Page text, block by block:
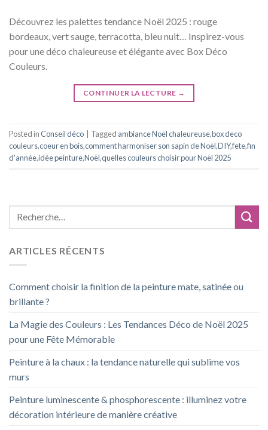
Découvrez les palettes tendance Noël 2025 : rouge
bordeaux, vert sauge, terracotta, bleu nuit… Inspirez-vous
pour une déco chaleureuse et élégante avec Box Déco
Couleurs.
CONTINUER LA LECTURE →
Posted inConseil déco Tagged ambiance Noël chaleureuse,box deco
couleurs,coeur en bois,comment harmoniser son sapin de Noël,DIY,fete,fin
d'année,idée peinture,Noël,quelles couleurs choisir pour Noël 2025
ARTICLES RÉCENTS
Comment choisir la finition de la peinture mate, satinée ou
brillante ?
La Magie des Couleurs : Les Tendances Déco de Noël 2025
pour une Fête Mémorable
Peinture à la chaux : la tendance naturelle qui sublime vos
murs
Peinture luminescente & phosphorescente : illuminez votre
décoration intérieure de manière créative